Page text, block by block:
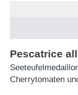
Pescatrice
Cherrytomaten